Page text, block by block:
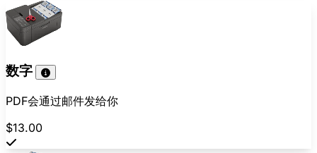
数字
PDF会通过邮件发给你
$13.00